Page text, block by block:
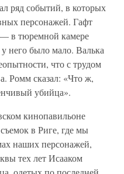
ряд событий, в которых
персонажей. Гафт
в тюремной камере
него было мало. Валька
что с трудом
Ромм сказал: «Что ж,
убийца».
кинопавильоне
в Риге, где мы
наших персонажей,
тех лет Исааком